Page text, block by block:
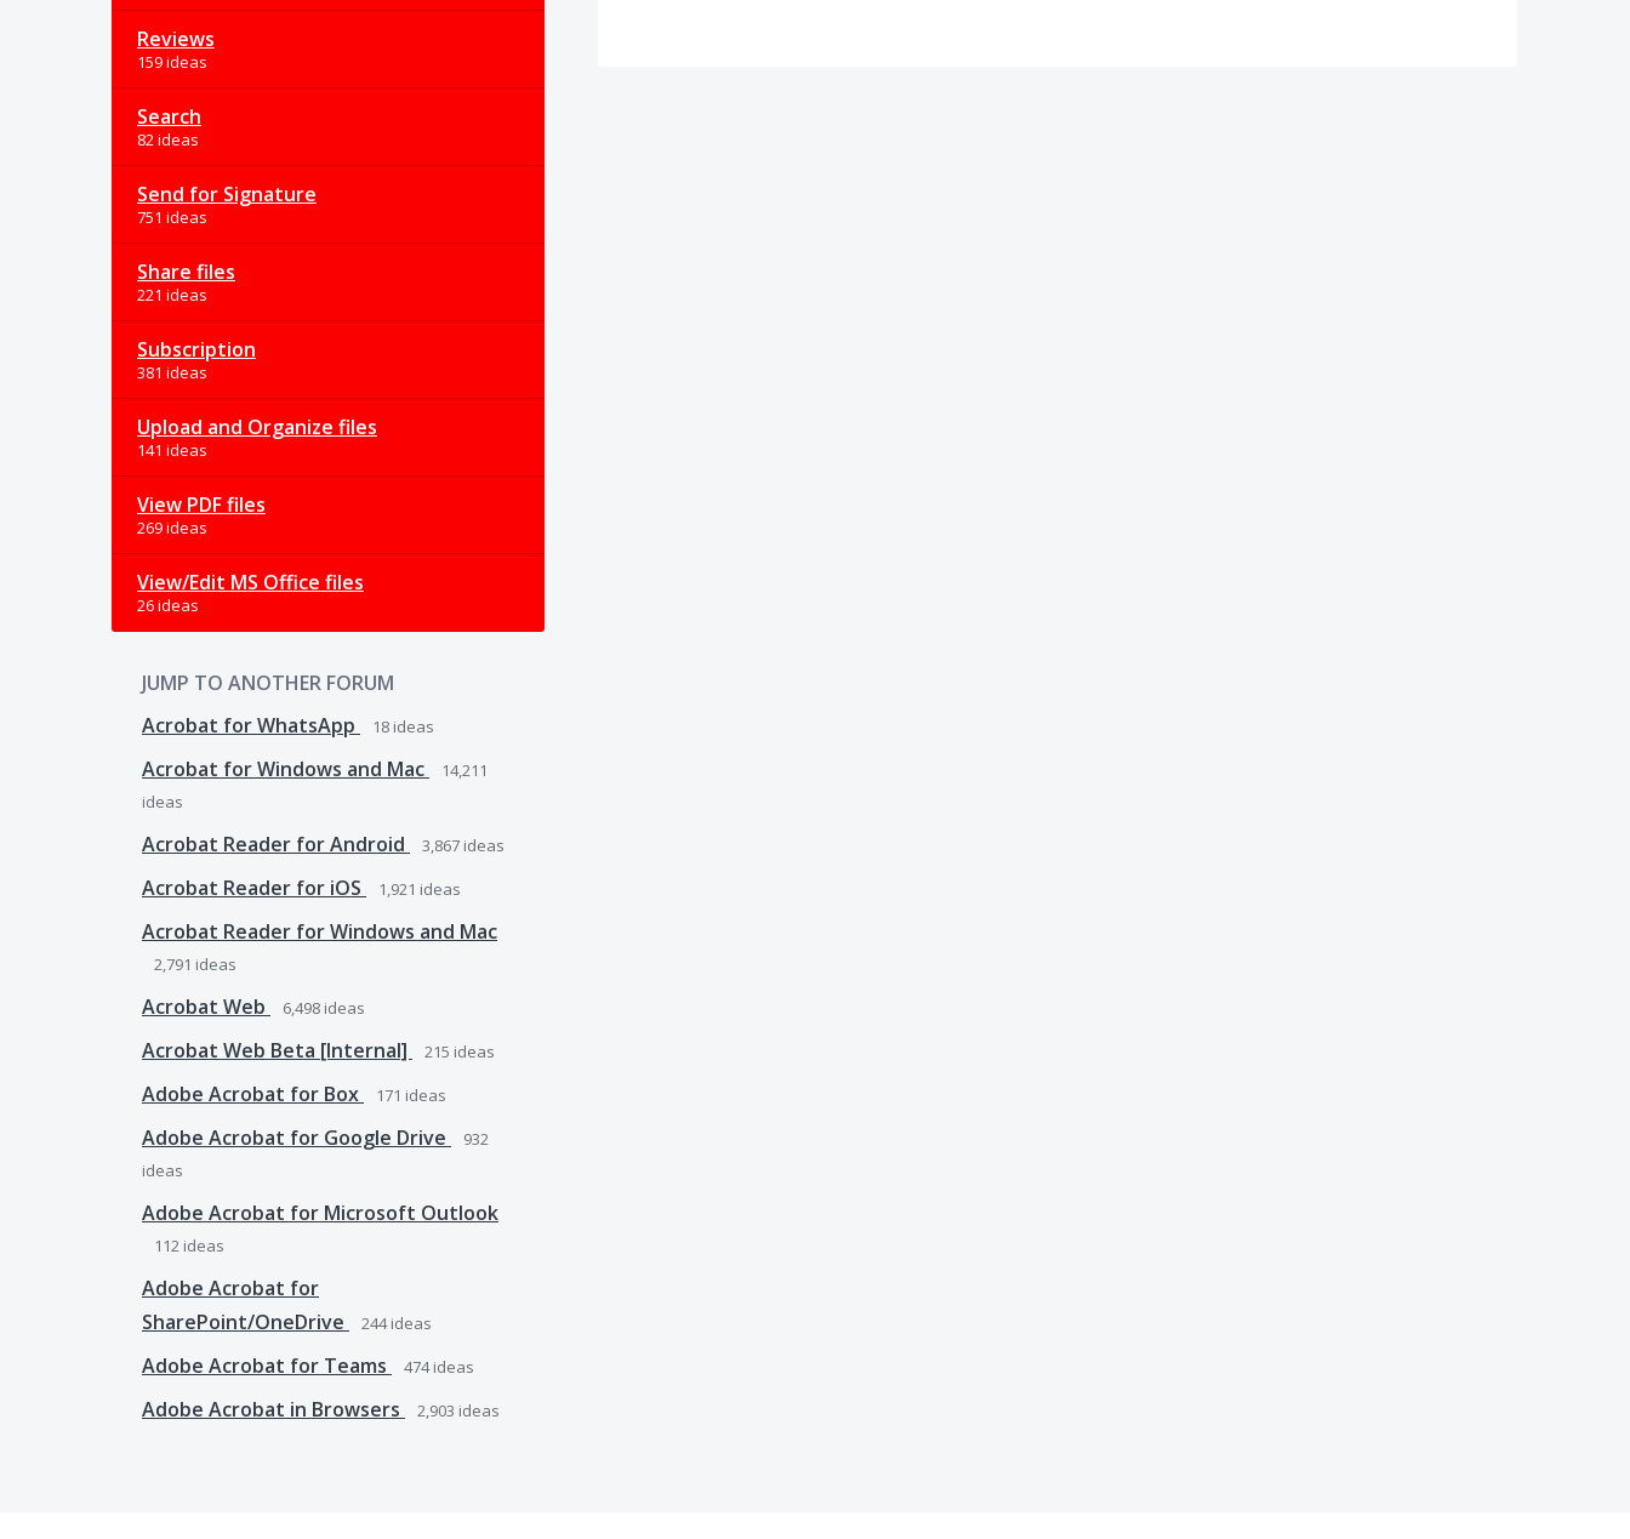
Reviews
159 ideas
Search
82 ideas
Send for Signature
751 ideas
Share files
221 ideas
Subscription
381 ideas
Upload and Organize files
141 ideas
View PDF files
269 ideas
View/Edit MS Office files
26 ideas
JUMP TO ANOTHER FORUM
Acrobat for WhatsApp
18 ideas
Acrobat for Windows and Mac
14,211
ideas
Acrobat Reader for Android 3,867 ideas
Acrobat Reader for iOS 1,921 ideas
Acrobat Reader for Windows and Mac
2,791 ideas
Acrobat Web 6,498 ideas
Acrobat Web Beta [Internal] 215 ideas
Adobe Acrobat for Box 171 ideas
Adobe Acrobat for Google Drive
932
ideas
Adobe Acrobat for Microsoft Outlook
112 ideas
Adobe Acrobat for
SharePoint/OneDrive
244ideas
Adobe Acrobat for Teams 474ideas
Adobe Acrobat in Browsers 2,903 ideas